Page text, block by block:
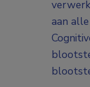
aan